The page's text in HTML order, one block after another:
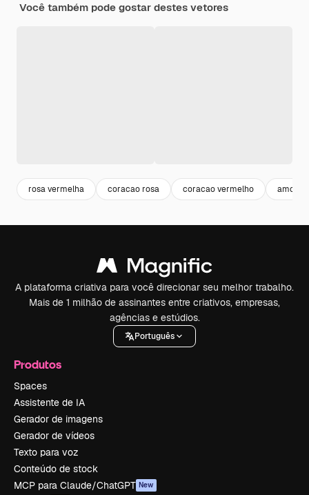
Você também pode gostar destes vetores
rosa vermelha coracao rosa coracao vermelho amor
A plataforma criativa para você direcionar seu melhor trabalho.
Mais de 1 milhão de assinantes entre criativos, empresas,
agências e estúdios.
Português
Produtos
Spaces
Assistente de IA
Gerador de imagens
Gerador de vídeos
Texto para voz
Conteúdo de stock
MCP para Claude/ChatGPT New